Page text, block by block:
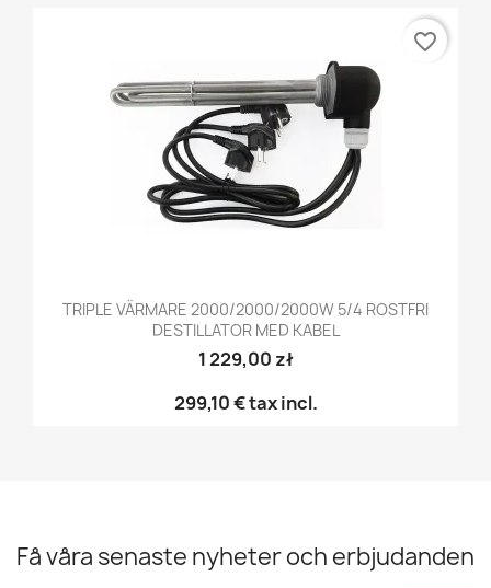
TRIPLE VÄRMARE 2000/2000/2000W 5/4 ROSTFRI
DESTILLATOR MED KABEL
1 229,00 zł
299,10 €tax incl.
favorite_border
Få våra senaste nyheter och erbjudanden